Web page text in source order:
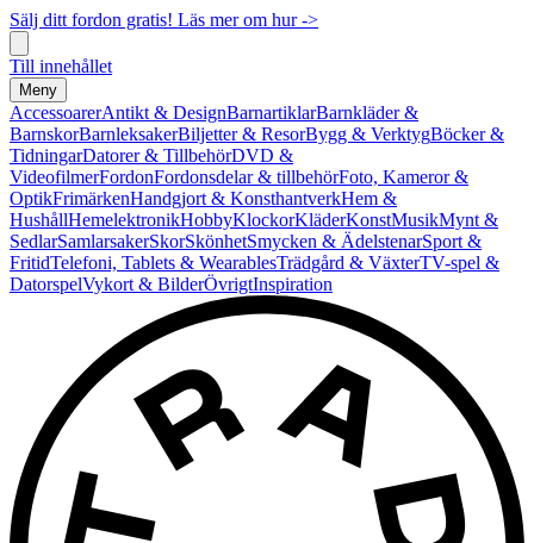
Sälj ditt fordon gratis! Läs mer om hur ->
Till innehållet
Meny
AccessoarerAntikt & DesignBarnartiklarBarnkläder &
BarnskorBarnleksakerBiljetter & ResorBygg & VerktygBöcker &
TidningarDatorer & TillbehörDVD &
VideofilmerFordonFordonsdelar & tillbehörFoto, Kameror &
OptikFrimärkenHandgjort & KonsthantverkHem &
HushållHemelektronikHobbyKlockorKläderKonstMusikMynt &
SedlarSamlarsakerSkorSkönhetSmycken & ÄdelstenarSport &
FritidTelefoni, Tablets & WearablesTrädgård & VäxterTV-spel &
DatorspelVykort & BilderÖvrigtInspiration